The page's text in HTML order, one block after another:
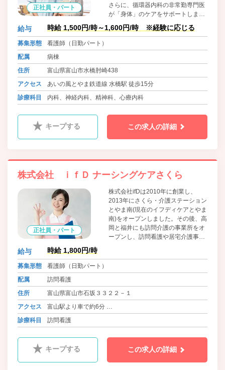
正社員・パート
さらに、循環器内科の非常勤専門医
が「身体」のケアをサポートしま
給与 時給 1,500円/時～1,600円/時 ※経験に応じる
募集形態
看護師（日勤パート）
配属
病棟
住所
富山県富山市水橋肘崎438
アクセス
あいの風とやま鉄道線 水橋駅 徒歩15分
診療科目
内科、神経内科、精神科、心療内科
キープする この求人の詳細
株式会社 ｉｆＤ ナーシングケアさくら
正社員・パート
株式会社ifDは2010年に創業し、
2013年にさくら・介護ステーション
とやま南(現在のイフディケアとやま
南)をオープンしました。その後、高
岡と福井にも訪問介護の事業所をオ
ープンし、訪問看護や居宅介護事業
シニアマンション、グランヒルズ光
は、一緒に頑張ってくださったスタ
ッフの皆様なしではありえません。
会社としてもしっかりと利益の還
す。
給与 時給 1,800円/時
募集形態
看護師（日勤パート）
配属
訪問看護
住所
富山県富山市石坂３３２２－１
アクセス
富山駅より車で約6分
石坂新バス停から 徒歩１分
診療科目 訪問看護
キープする この求人の詳細